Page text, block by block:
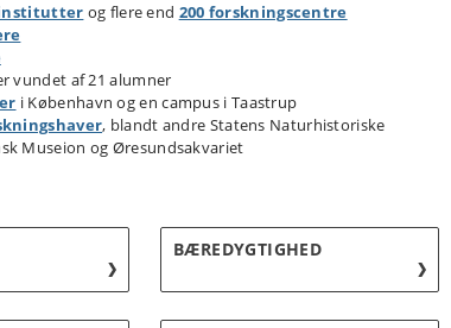
og flere end 200 forskningscentre
vundet af 21 alumner
i København og en campus i Taastrup
, blandt andre Statens Naturhistoriske
Museion og Øresundsakvariet
BÆREDYGTIGHED